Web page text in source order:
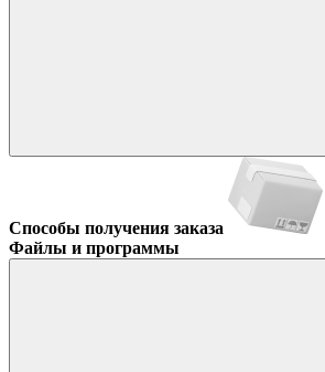
Способы получения заказа
Файлы и программы